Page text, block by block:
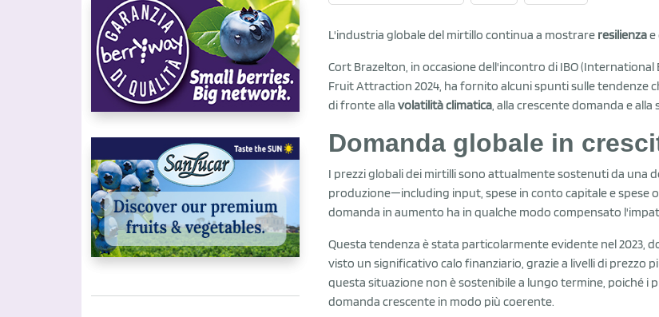
L'industria globale del mirtillo continua a mostrare resilienzae
Cort Brazelton, in occasione dell'incontro di IBO
Fruit Attraction 2024, ha fornito alcuni spunti sulle tendenze
di fronte alla volatilità climatica, alla crescente domanda e
Domanda globale in
I prezzi globali dei mirtilli sono attualmente sostenuti da una
produzione—including input, spese in conto capitale e
domanda in aumento ha in qualche modo compensato
Questa tendenza è stata particolarmente evidente nel 2023,
visto un significativo calo finanziario, grazie a livelli di prezzo
questa situazione non è sostenibile a lungo termine, poiché
domanda crescente in modo più coerente.